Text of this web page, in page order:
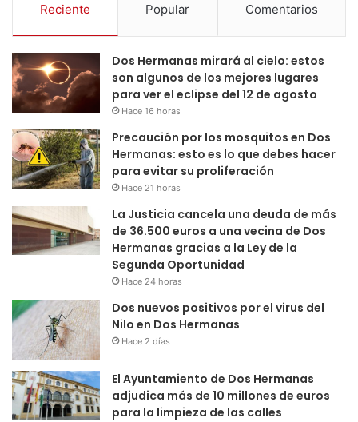
Reciente Popular Comentarios
Dos Hermanas mirará al cielo: estos
son algunos de los mejores lugares
para ver el eclipse del 12 de agosto
Hace 16 horas
Precaución por los mosquitos en Dos
Hermanas: esto es lo que debes hacer
para evitar su proliferación
Hace 21 horas
La Justicia cancela una deuda de más
de 36.500 euros a una vecina de Dos
Hermanas gracias a la Ley de la
Segunda Oportunidad
Hace 24 horas
Dos nuevos positivos por el virus del
Nilo en Dos Hermanas
Hace 2 días
El Ayuntamiento de Dos Hermanas
adjudica más de 10 millones de euros
para la limpieza de las calles